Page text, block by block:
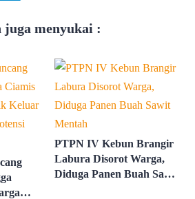
juga menyukai :
PTPN IV Kebun Brangir
Labura Disorot Warga,
Diduga Panen Buah Sawit